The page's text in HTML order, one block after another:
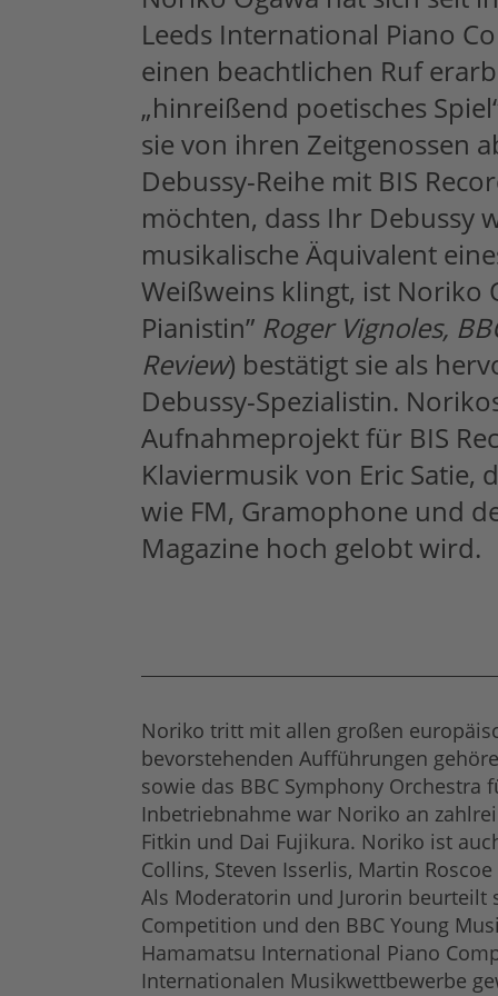
Leeds International Piano
einen beachtlichen Ruf
„hinreißend poetisches
sie von ihren Zeitgenossen
Debussy-Reihe mit BIS
möchten, dass Ihr Debussy
musikalische Äquivalent
Weißweins klingt, ist Noriko
Pianistin” Roger Vignoles,
Review) bestätigt sie als
Debussy-Spezialistin.
Aufnahmeprojekt für BIS
Klaviermusik von Eric Satie,
wie FM, Gramophone und
Magazine hoch gelobt wird.
Noriko tritt mit allen großen
bevorstehenden Aufführungen
sowie das BBC Symphony
Inbetriebnahme war Noriko an
Fitkin und Dai Fujikura. Noriko ist
Collins, Steven Isserlis, Martin
Als Moderatorin und Jurorin beurteilt
Competition und den BBC Young
Hamamatsu International Piano
Internationalen Musikwettbewerbe